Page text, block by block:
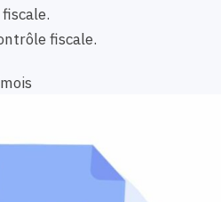
fiscale.